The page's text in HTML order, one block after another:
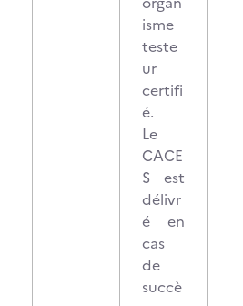
isme
teste
ur
certifi
é.
Le
CACE
S est
délivr
é en
cas
de
succè